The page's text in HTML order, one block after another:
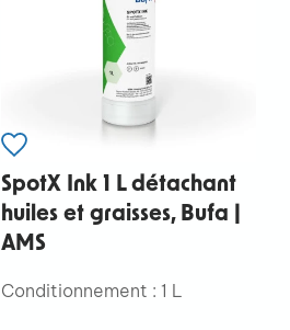
SpotX Ink 1 L détachant
huiles et graisses, Bufa |
AMS
Conditionnement : 1 L